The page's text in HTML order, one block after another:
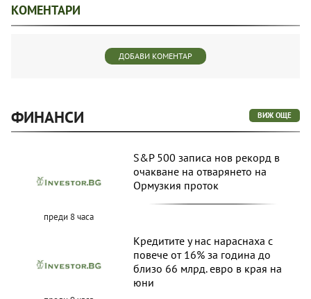
КОМЕНТАРИ
ДОБАВИ КОМЕНТАР
ФИНАНСИ ВИЖ ОЩЕ
преди 8 часа
S&P 500 записа нов рекорд в
очакване на отварянето на
Ормузкия проток
Кредитите у нас нараснаха с
повече от 16% за година до
близо 66 млрд. евро в края на
юни